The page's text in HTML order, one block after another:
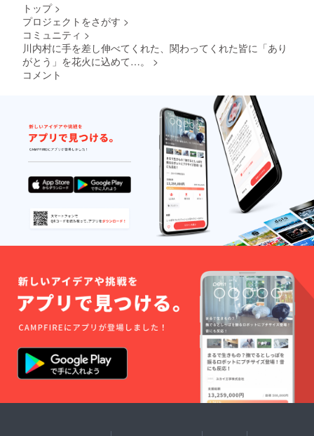
トップ >
プロジェクトをさがす >
コミュニティ >
川内村に手を差し伸べてくれた、関わってくれた皆に「あり
がとう」を花火に込めて…。
>
コメント